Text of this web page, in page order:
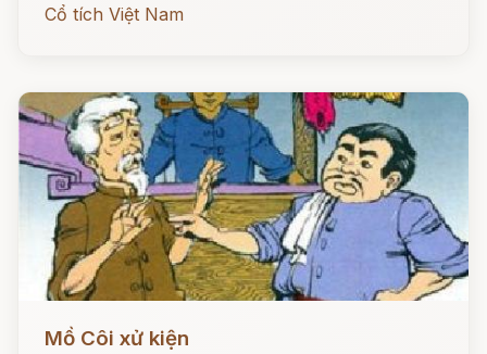
Cổ tích Việt Nam
Đọc ngay
Mồ Côi xử kiện